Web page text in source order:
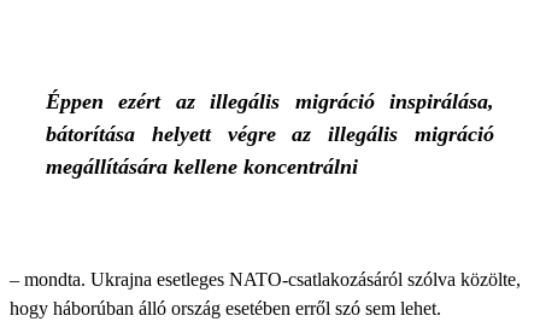
Éppen ezért az illegális migráció inspirálása,
bátorítása helyett végre az illegális migráció
megállítására kellene koncentrálni
– mondta. Ukrajna esetleges NATO-csatlakozásáról szólva közölte,
hogy háborúban álló ország esetében erről szó sem lehet.